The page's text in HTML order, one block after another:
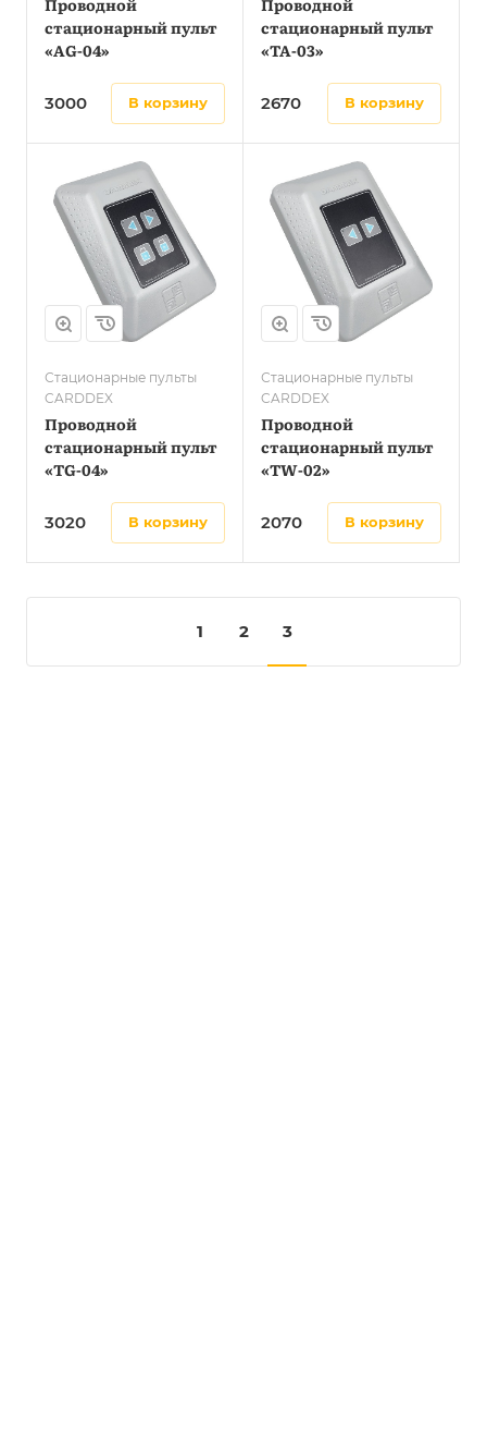
Проводной
стационарный пульт
«AG-04»
3000 в корзину
Проводной
стационарный пульт
«TA-03»
2670 в корзину
Стационарные пульты
CARDDEX
Проводной
стационарный пульт
«TG-04»
3020 в корзину
Стационарные пульты
CARDDEX
Проводной
стационарный пульт
«TW-02»
2070 в корзину
1 2 3